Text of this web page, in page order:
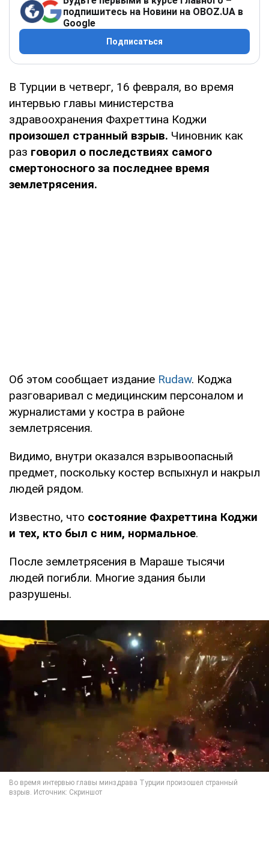
подпишитесь на Новини на OBOZ.UA в
Google
Подписаться
В Турции в четверг, 16 февраля, во время
интервью главы министерства
здравоохранения Фахреттина Коджи
произошел странный взрыв. Чиновник как
раз говорил о последствиях самого
смертоносного за последнее время
землетрясения.
Об этом сообщает издание Rudaw. Коджа
разговаривал с медицинским персоналом и
журналистами у костра в районе
землетрясения.
Видимо, внутри оказался взрывоопасный
предмет, поскольку костер вспыхнул и накрыл
людей рядом.
Известно, что состояние Фахреттина Коджи
и тех, кто был с ним, нормальное.
После землетрясения в Мараше тысячи
людей погибли. Многие здания были
разрушены.